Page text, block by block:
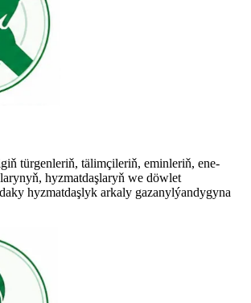
türgenleriň, tälimçileriň, eminleriň, ene-
hyzmatdaşlaryň we döwlet
hyzmatdaşlyk arkaly gazanylýandygyna